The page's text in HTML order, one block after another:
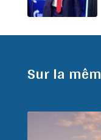
Sur la